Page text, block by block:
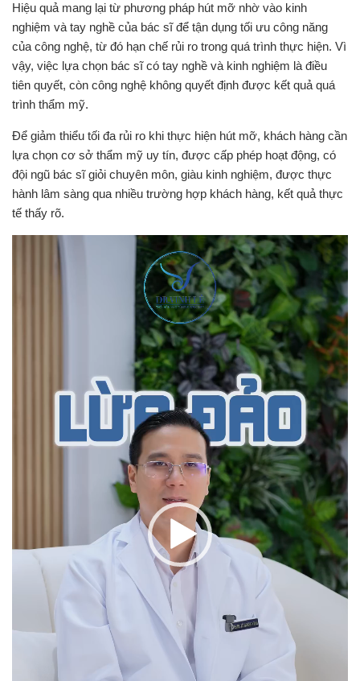
Hiệu quả mang lại từ phương pháp hút mỡ nhờ vào kinh
nghiệm và tay nghề của bác sĩ để tận dụng tối ưu công năng
của công nghệ, từ đó hạn chế rủi ro trong quá trình thực hiện. Vì
vậy, việc lựa chọn bác sĩ có tay nghề và kinh nghiệm là điều
tiên quyết, còn công nghệ không quyết định được kết quả quá
trình thẩm mỹ.
Để giảm thiểu tối đa rủi ro khi thực hiện hút mỡ, khách hàng cần
lựa chọn cơ sở thẩm mỹ uy tín, được cấp phép hoạt động, có
đội ngũ bác sĩ giỏi chuyên môn, giàu kinh nghiệm, được thực
hành lâm sàng qua nhiều trường hợp khách hàng, kết quả thực
tế thấy rõ.